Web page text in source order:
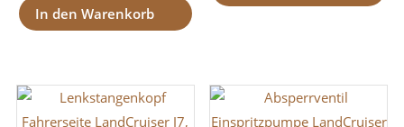
In den Warenkorb